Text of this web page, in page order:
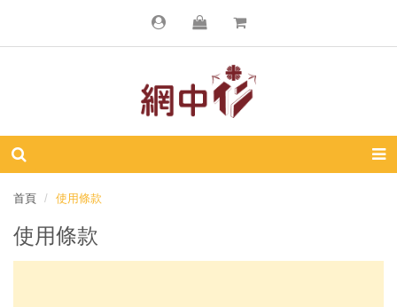
首頁 使用條款
使用條款